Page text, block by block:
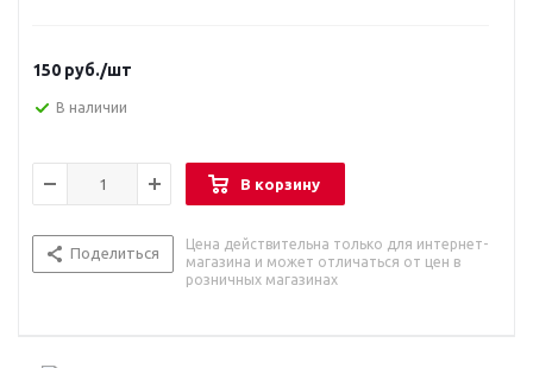
150 руб./шт
В наличии
В корзину
Поделиться
Цена действительна только для интернет-
магазина и может отличаться от цен в
розничных магазинах